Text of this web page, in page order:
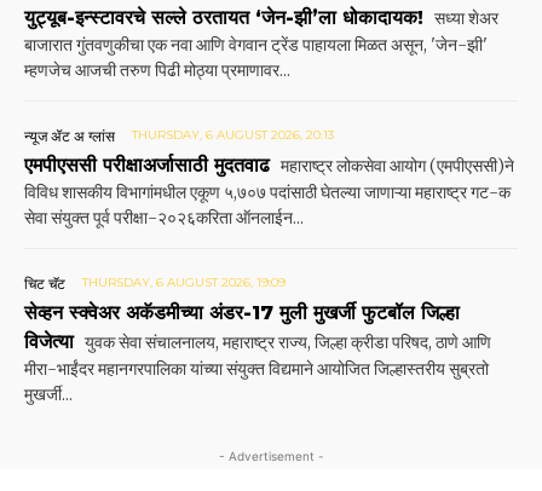
युट्यूब-इन्स्टावरचे सल्ले ठरतायत ‘जेन-झी’ला धोकादायक! सध्या शेअर
बाजारात गुंतवणुकीचा एक नवा आणि वेगवान ट्रेंड पाहायला मिळत असून, 'जेन-झी'
म्हणजेच आजची तरुण पिढी मोठ्या प्रमाणावर...
न्यूज ॲट अ ग्लांस THURSDAY, 6 AUGUST 2026, 20:13
एमपीएससी परीक्षाअर्जासाठी मुदतवाढ महाराष्ट्र लोकसेवा आयोग (एमपीएससी)ने
विविध शासकीय विभागांमधील एकूण ५,७०७ पदांसाठी घेतल्या जाणाऱ्या महाराष्ट्र गट-क
सेवा संयुक्त पूर्व परीक्षा-२०२६करिता ऑनलाईन...
चिट चॅट THURSDAY, 6 AUGUST 2026, 19:09
सेव्हन स्क्वेअर अकॅडमीच्या अंडर-17 मुली मुखर्जी फुटबॉल जिल्हा
विजेत्या युवक सेवा संचालनालय, महाराष्ट्र राज्य, जिल्हा क्रीडा परिषद, ठाणे आणि
मीरा-भाईंदर महानगरपालिका यांच्या संयुक्त विद्यमाने आयोजित जिल्हास्तरीय सुब्रतो
मुखर्जी...
- Advertisement -